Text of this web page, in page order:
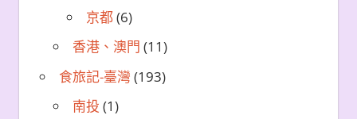
京都(6)
香港、澳門 (11)
食旅記-臺灣 (193)
南投 (1)